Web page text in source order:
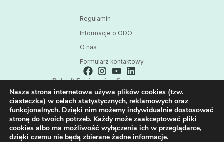
Regulamin
Informacje o ODO
O nas
Formularz kontaktowy
Polsoft Engineering Sp. z o.o.
ul. 73 Pułku Piechoty 1, 40-467 Katowice
Skontaktuj się z nami:
32 209 80 39
E-mail:
HPE@POLSOFT.PL
Nasza strona internetowa używa plików cookies (tzw.
ciasteczka) w celach statystycznych, reklamowych oraz
funkcjonalnych. Dzięki nim możemy indywidualnie dostosować
stronę do twoich potrzeb. Każdy może zaakceptować pliki
cookies albo ma możliwość wyłączenia ich w przeglądarce,
dzięki czemu nie będą zbierane żadne informacje.